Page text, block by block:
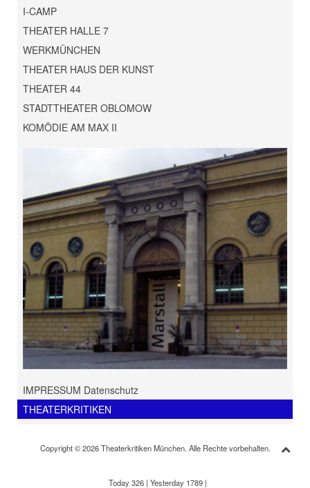
I-CAMP
THEATER HALLE 7
WERKMÜNCHEN
THEATER HAUS DER KUNST
THEATER 44
STADTTHEATER OBLOMOW
KOMÖDIE AM MAX II
IMPRESSUM Datenschutz
THEATERKRITIKEN
Copyright © 2026 Theaterkritiken München. Alle Rechte vorbehalten.
Today 326 | Yesterday 1789 |